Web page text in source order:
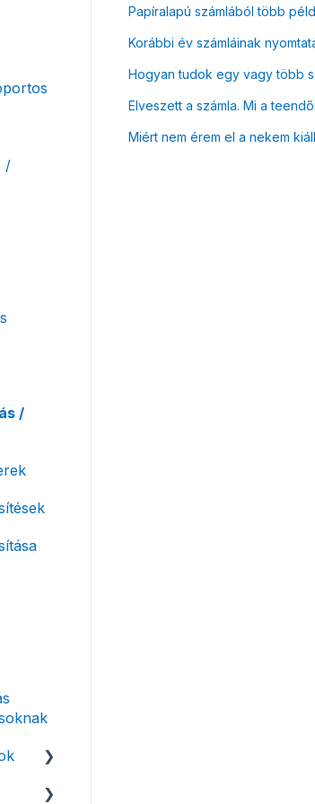
Papíralapú számlából több
Korábbi év számláinak
Hogyan tudok egy vagy több
Elveszett a számla. Mi a
Miért nem érem el a nekem
/
/